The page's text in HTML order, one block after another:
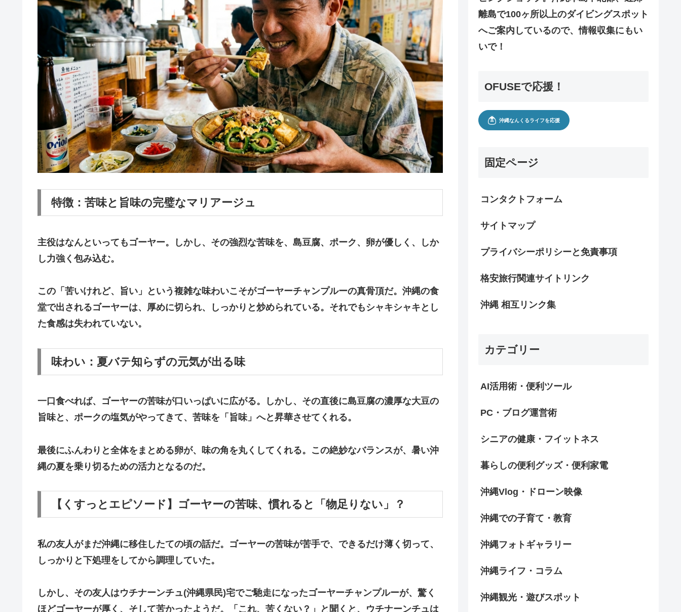
​特徴：苦味と旨味の完璧なマリアージュ
​主役はなんといってもゴーヤー。しかし、その強烈な苦味を、島豆腐、ポーク、卵が優しく、しか
し力強く包み込む。
この「苦いけれど、旨い」という複雑な味わいこそがゴーヤーチャンプルーの真骨頂だ。沖縄の食
堂で出されるゴーヤーは、厚めに切られ、しっかりと炒められている。それでもシャキシャキとし
た食感は失われていない。
​味わい：夏バテ知らずの元気が出る味
​一口食べれば、ゴーヤーの苦味が口いっぱいに広がる。しかし、その直後に島豆腐の濃厚な大豆の
旨味と、ポークの塩気がやってきて、苦味を「旨味」へと昇華させてくれる。
最後にふんわりと全体をまとめる卵が、味の角を丸くしてくれる。この絶妙なバランスが、暑い沖
縄の夏を乗り切るための活力となるのだ。
​【くすっとエピソード】ゴーヤーの苦味、慣れると「物足りない」？
​私の友人がまだ沖縄に移住したての頃の話だ。ゴーヤーの苦味が苦手で、できるだけ薄く切って、
しっかりと下処理をしてから調理していた。
しかし、その友人はウチナーンチュ(沖縄県民)宅でご馳走になったゴーヤーチャンプルーが、驚く
ほどゴーヤーが厚く、そして苦かったようだ。「これ、苦くない？」と聞くと、ウチナーンチュは
離島で100ヶ所以上のダイビングスポット
へご案内しているので、情報収集にもい
いで！
OFUSEで応援！
固定ページ
コンタクトフォーム
サイトマップ
プライバシーポリシーと免責事項
格安旅行関連サイトリンク
沖縄 相互リンク集
カテゴリー
AI活用術・便利ツール
PC・ブログ運営術
シニアの健康・フイットネス
暮らしの便利グッズ・便利家電
沖縄Vlog・ドローン映像
沖縄での子育て・教育
沖縄フォトギャラリー
沖縄ライフ・コラム
沖縄観光・遊びスポット